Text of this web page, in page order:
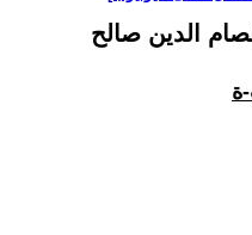
الدين صالح
ة